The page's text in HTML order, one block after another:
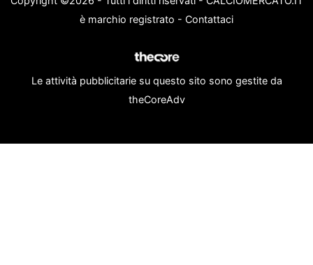
è marchio registrato - Contattaci
Le attività pubblicitarie su questo sito sono gestite da
theCoreAdv